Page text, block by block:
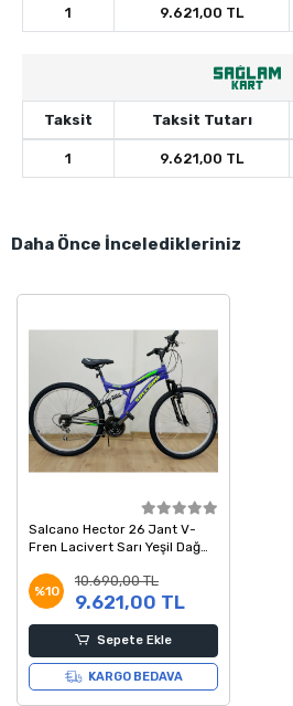
1 9.621,00 TL
Taksit Taksit Tutarı
1 9.621,00 TL
Daha Önce İnceledikleriniz
Salcano Hector 26 Jant V-
Fren Lacivert Sarı Yeşil Dağ
%10
10.690,00 TL
9.621,00 TL
Sepete Ekle
KARGO BEDAVA